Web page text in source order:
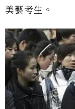
美藝考生。